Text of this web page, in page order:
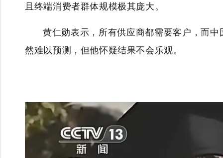
且终端消费者群体规模极其庞大。
黄仁勋表示，所有供应商都需要客户，而
然难以预测，但他怀疑结果不会乐观。